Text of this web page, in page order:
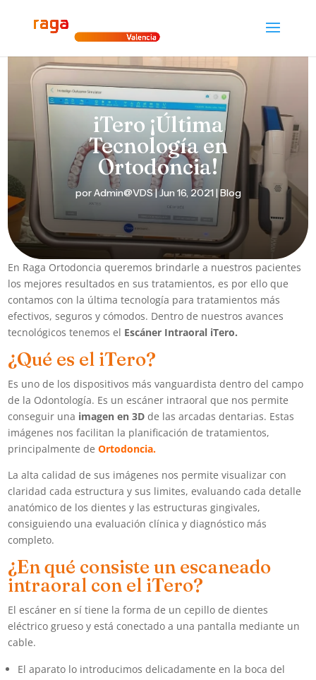
iTero ¡Última
Tecnología en
Ortodoncia!
porAdmin@VDS|Jun 16, 2021 |Blog
En Raga Ortodoncia queremos brindarle a nuestros pacientes
los mejores resultados en sus tratamientos, es por ello que
contamos con la última tecnología para tratamientos más
efectivos, seguros y cómodos. Dentro de nuestros avances
tecnológicos tenemos el Escáner Intraoral iTero.
¿Qué es el iTero?
Es uno de los dispositivos más vanguardista dentro del campo
de la Odontología. Es un escáner intraoral que nos permite
conseguir una imagen en 3D de las arcadas dentarias. Estas
imágenes nos facilitan la planificación de tratamientos,
principalmente deOrtodoncia.
La alta calidad de sus imágenes nos permite visualizar con
claridad cada estructura y sus limites, evaluando cada detalle
anatómico de los dientes y las estructuras gingivales,
consiguiendo una evaluación clínica y diagnóstico más
completo.
¿En qué consiste un escaneado
intraoral con el iTero?
El escáner en sí tiene la forma de un cepillo de dientes
eléctrico grueso y está conectado a una pantalla mediante un
cable.
El aparato lo introducimos delicadamente en la boca del